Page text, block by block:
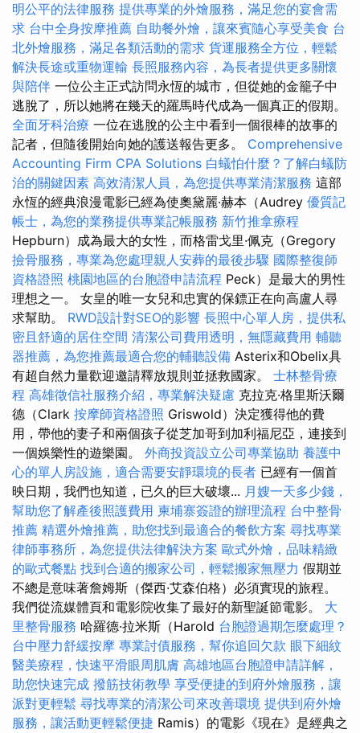
明公平的法律服務 提供專業的外燴服務，滿足您的宴會需
求 台中全身按摩推薦 自助餐外燴，讓來賓隨心享受美食 台
北外燴服務，滿足各類活動的需求 貨運服務全方位，輕鬆
解決長途或重物運輸 長照服務內容，為長者提供更多關懷
與陪伴 一位公主正式訪問永恆的城市，但從她的金籠子中
逃脫了，所以她將在幾天的羅馬時代成為一個真正的假期。
全面牙科治療 一位在逃脫的公主中看到一個很棒的故事的
記者，但隨後開始向她的護送報告更多。 Comprehensive
Accounting Firm CPA Solutions 白蟻怕什麼？了解白蟻防
治的關鍵因素 高效清潔人員，為您提供專業清潔服務 這部
永恆的經典浪漫電影已經為使奧黛麗·赫本（Audrey 優質記
帳士，為您的業務提供專業記帳服務 新竹推拿療程
Hepburn）成為最大的女性，而格雷戈里·佩克（Gregory
撿骨服務，專業為您處理親人安葬的最後步驟 國際整復師
資格證照 桃園地區的台胞證申請流程 Peck）是最大的男性
理想之一。 女皇的唯一女兒和忠實的保鏢正在向高盧人尋
求幫助。 RWD設計對SEO的影響 長照中心單人房，提供私
密且舒適的居住空間 清潔公司費用透明，無隱藏費用 輔聽
器推薦，為您推薦最適合您的輔聽設備 Asterix和Obelix具
有超自然力量歡迎邀請釋放規則並拯救國家。 士林整骨療
程 高雄徵信社服務介紹，專業解決疑慮 克拉克·格里斯沃爾
德（Clark 按摩師資格證照 Griswold）決定獲得他的費
用，帶他的妻子和兩個孩子從芝加哥到加利福尼亞，連接到
一個娛樂性的遊樂園。 外商投資設立公司專業協助 養護中
心的單人房設施，適合需要安靜環境的長者 已經有一個首
映日期，我們也知道，已久的巨大破壞... 月嫂一天多少錢，
幫助您了解產後照護費用 柬埔寨簽證的辦理流程 台中整骨
推薦 精選外燴推薦，助您找到最適合的餐飲方案 尋找專業
律師事務所，為您提供法律解決方案 歐式外燴，品味精緻
的歐式餐點 找到合適的搬家公司，輕鬆搬家無壓力 假期並
不總是意味著詹姆斯（傑西·艾森伯格）必須實現的旅程。
我們從流媒體頁和電影院收集了最好的新聖誕節電影。 大
里整骨服務 哈羅德·拉米斯（Harold 台胞證過期怎麼處理？
台中壓力舒緩按摩 專業討債服務，幫你追回欠款 眼下細紋
醫美療程，快速平滑眼周肌膚 高雄地區台胞證申請詳解，
助您快速完成 撥筋技術教學 享受便捷的到府外燴服務，讓
派對更輕鬆 尋找專業的清潔公司來改善環境 提供到府外燴
服務，讓活動更輕鬆便捷 Ramis）的電影《現在》是經典之